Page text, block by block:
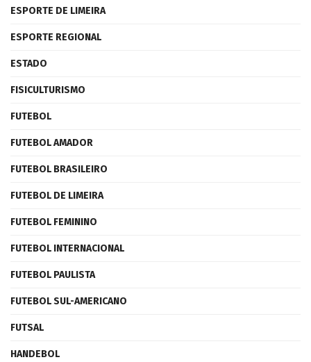
ESPORTE DE LIMEIRA
ESPORTE REGIONAL
ESTADO
FISICULTURISMO
FUTEBOL
FUTEBOL AMADOR
FUTEBOL BRASILEIRO
FUTEBOL DE LIMEIRA
FUTEBOL FEMININO
FUTEBOL INTERNACIONAL
FUTEBOL PAULISTA
FUTEBOL SUL-AMERICANO
FUTSAL
HANDEBOL